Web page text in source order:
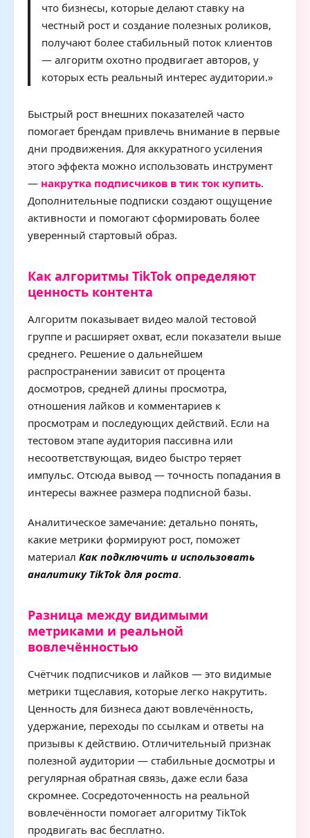
что бизнесы, которые делают ставку на
честный рост и создание полезных роликов,
получают более стабильный поток клиентов
— алгоритм охотно продвигает авторов, у
которых есть реальный интерес аудитории.»
Быстрый рост внешних показателей часто
помогает брендам привлечь внимание в первые
дни продвижения. Для аккуратного усиления
этого эффекта можно использовать инструмент
— накрутка подписчиков в тик ток купить.
Дополнительные подписки создают ощущение
активности и помогают сформировать более
уверенный стартовый образ.
Как алгоритмы TikTok определяют
ценность контента
Алгоритм показывает видео малой тестовой
группе и расширяет охват, если показатели выше
среднего. Решение о дальнейшем
распространении зависит от процента
досмотров, средней длины просмотра,
отношения лайков и комментариев к
просмотрам и последующих действий. Если на
тестовом этапе аудитория пассивна или
несоответствующая, видео быстро теряет
импульс. Отсюда вывод — точность попадания в
интересы важнее размера подписной базы.
Аналитическое замечание: детально понять,
какие метрики формируют рост, поможет
материал Как подключить и использовать
аналитику TikTok для роста.
Разница между видимыми
метриками и реальной
вовлечённостью
Счётчик подписчиков и лайков — это видимые
метрики тщеславия, которые легко накрутить.
Ценность для бизнеса дают вовлечённость,
удержание, переходы по ссылкам и ответы на
призывы к действию. Отличительный признак
полезной аудитории — стабильные досмотры и
регулярная обратная связь, даже если база
скромнее. Сосредоточенность на реальной
вовлечённости помогает алгоритму TikTok
продвигать вас бесплатно.